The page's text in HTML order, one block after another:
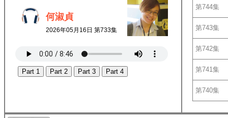
何淑貞
2026年05月16日 第733集
Part 1 Part 2 Part 3 Part 4
第744集
第743集
第742集
第741集
第740集